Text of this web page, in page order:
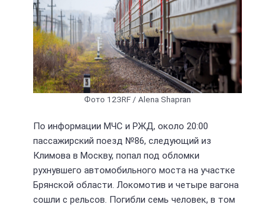
Фото 123RF / Alena Shapran
По информации МЧС и РЖД, около 20:00
пассажирский поезд №86, следующий из
Климова в Москву, попал под обломки
рухнувшего автомобильного моста на участке
Брянской области. Локомотив и четыре вагона
сошли с рельсов. Погибли семь человек, в том